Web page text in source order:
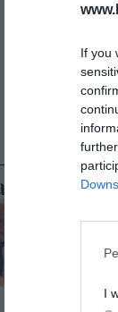
If you
I
Eulogio